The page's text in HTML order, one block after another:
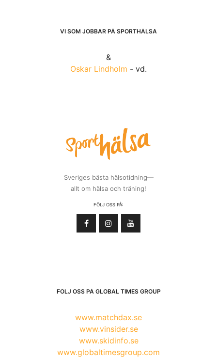
VI SOM JOBBAR PÅ SPORTHÄLSA
&
Oskar Lindholm - vd.
Sveriges bästa hälsotidning—
allt om hälsa och träning!
FÖLJ OSS PÅ:
FÖLJ OSS PÅ GLOBAL TIMES GROUP
www.matchdax.se
www.vinsider.se
www.skidinfo.se
www.globaltimesgroup.com